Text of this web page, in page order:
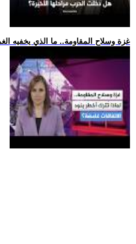
.. غزة وسلاح المقاومة.. ما الذي يخفيه